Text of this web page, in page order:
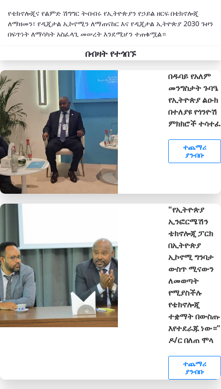
የቴክኖሎጂና የልምድ ሽግግር ትብብሩ የኢትዮጵያን የኃይል ዘርፍ በቴክኖሎጂ
ለማዘመን፣ የዲጂታል ኢኮኖሚን ለማጠናከር እና የዲጂታል ኢትዮጵያ 2030 ጉዞን
በፍጥነት ለማሳካት አስፈላጊ መሠረት እንደሚሆን ተጠቁሟል።
በብዛት የተጎበኙ
በዱባይ የአለም
መንግስታት ጉባዔ
የኢትዮጵያ ልዑክ
በተለያዩ የጎንዮሽ
ምክክሮች ተሳተፈ
ተጨማሪ
ያንብቡ
"የኢትዮጵያ
ኢንፎርሜሽን
ቴክኖሎጂ ፓርክ
በኢትዮጵያ
ኢኮኖሚ ግንባታ
ውስጥ ሚናውን
ለመወጣት
የሚያስችሉ
የቴክኖሎጂ
ተቋማት በውስጡ
እየተደራጁ ነው።"
ዶ/ር በለጠ ሞላ
ተጨማሪ
ያንብቡ